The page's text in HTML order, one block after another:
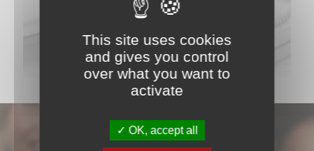
N’attendez
plus
Estimez votre bien maintenant
This site uses cookies
and gives you control
over what you want to
activate
OK, accept all